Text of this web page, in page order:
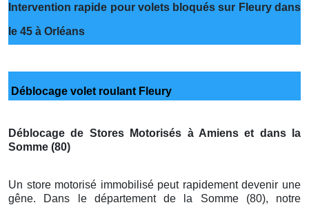
Intervention rapide pour volets bloqués sur Fleury dans
le 45 à Orléans
Déblocage volet roulant Fleury
Déblocage de Stores Motorisés à Amiens et dans la
Somme (80)
Un store motorisé immobilisé peut rapidement devenir une
gêne. Dans le département de la Somme (80), notre